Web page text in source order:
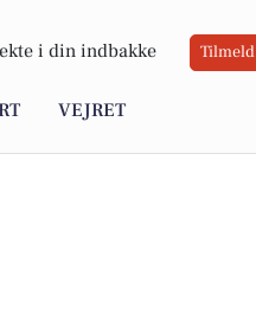
i din indbakke Tilmeld
VEJRET